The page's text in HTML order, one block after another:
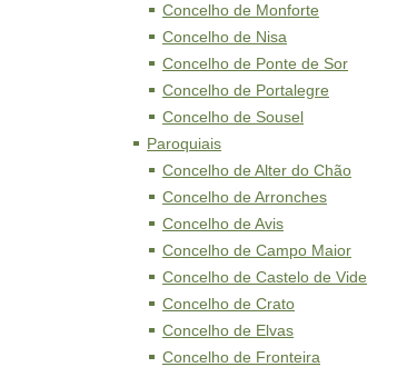
Concelho de Monforte
Concelho de Nisa
Concelho de Ponte de Sor
Concelho de Portalegre
Concelho de Sousel
Paroquiais
Concelho de Alter do Chão
Concelho de Arronches
Concelho de Avis
Concelho de Campo Maior
Concelho de Castelo de Vide
Concelho de Crato
Concelho de Elvas
Concelho de Fronteira